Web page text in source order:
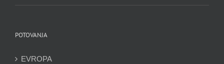
POTOVANJA
EVROPA